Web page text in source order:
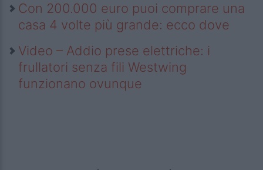
Con 200.000 euro puoi comprare una
casa 4 volte più grande: ecco dove
Video – Addio prese elettriche: i
frullatori senza fili Westwing
funzionano ovunque